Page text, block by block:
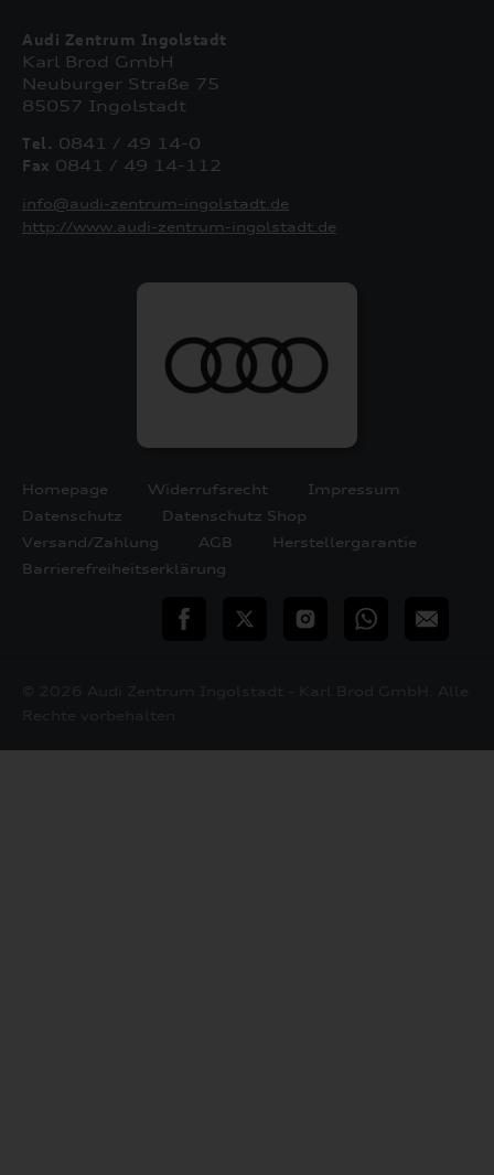
Audi Zentrum Ingolstadt
Karl Brod GmbH
Neuburger Straße 75
85057 Ingolstadt
Tel. 0841 / 49 14-0
Fax 0841 / 49 14-112
info@audi-zentrum-ingolstadt.de
http://www.audi-zentrum-ingolstadt.de
Homepage Widerrufsrecht
Impressum
Datenschutz
Datenschutz Shop
Versand/Zahlung
AGB
Herstellergarantie
Barrierefreiheitserklärung
teilen Twitter InstagramWhatsApp
E-